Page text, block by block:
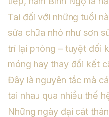
Tai đối với những tuổi
sửa chữa nhỏ như sơn
trí lại phòng – tuyệt đối
móng hay thay đổi kết
Đây là nguyên tắc mà
tai nhau qua nhiều thế
Những ngày đại cát